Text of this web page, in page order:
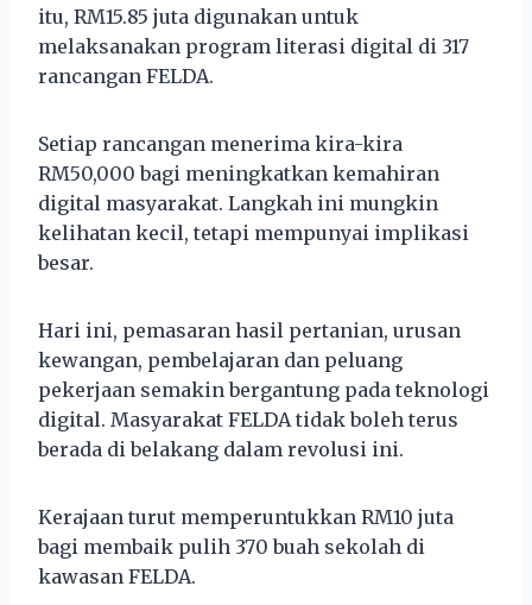
itu, RM15.85 juta digunakan untuk
melaksanakan program literasi digital di 317
rancangan FELDA.
Setiap rancangan menerima kira-kira
RM50,000 bagi meningkatkan kemahiran
digital masyarakat. Langkah ini mungkin
kelihatan kecil, tetapi mempunyai implikasi
besar.
Hari ini, pemasaran hasil pertanian, urusan
kewangan, pembelajaran dan peluang
pekerjaan semakin bergantung pada teknologi
digital. Masyarakat FELDA tidak boleh terus
berada di belakang dalam revolusi ini.
Kerajaan turut memperuntukkan RM10 juta
bagi membaik pulih 370 buah sekolah di
kawasan FELDA.